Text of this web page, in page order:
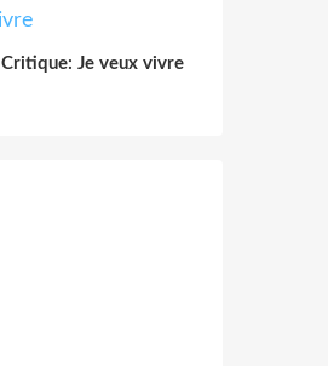
Critique: Je veux vivre